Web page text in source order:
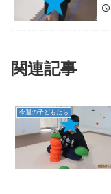
関連記事
今週の子どもたち